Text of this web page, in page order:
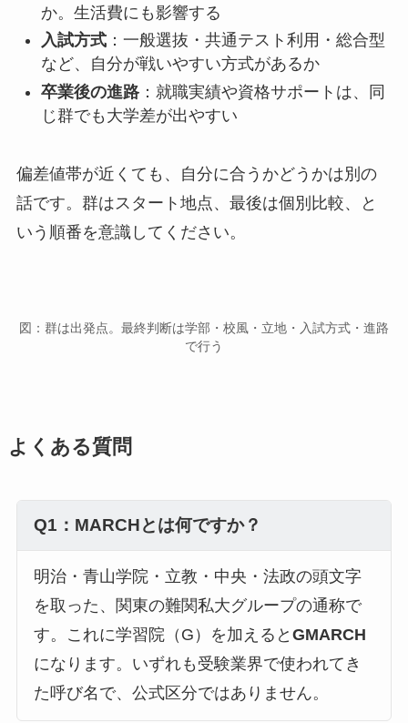
か。生活費にも影響する
入試方式：一般選抜・共通テスト利用・総合型
など、自分が戦いやすい方式があるか
卒業後の進路：就職実績や資格サポートは、同
じ群でも大学差が出やすい
偏差値帯が近くても、自分に合うかどうかは別の
話です。群はスタート地点、最後は個別比較、と
いう順番を意識してください。
図：群は出発点。最終判断は学部・校風・立地・入試方式・進路
で行う
よくある質問
Q1：MARCHとは何ですか？
明治・青山学院・立教・中央・法政の頭文字
を取った、関東の難関私大グループの通称で
す。これに学習院（G）を加えると GMARCH
になります。いずれも受験業界で使われてき
た呼び名で、公式区分ではありません。